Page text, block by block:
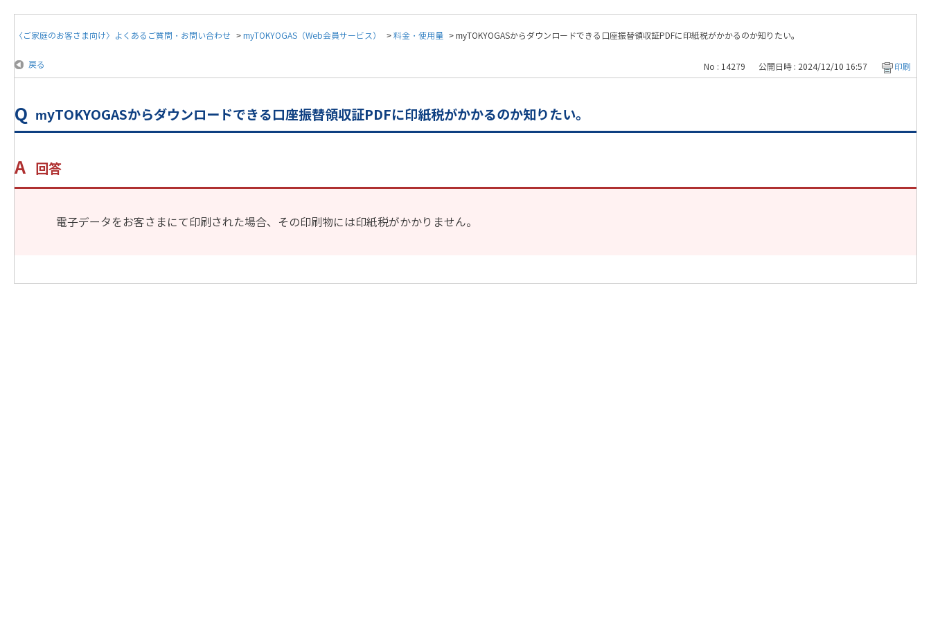
〈ご家庭のお客さま向け〉よくあるご質問・お問い合わせ >myTOKYOGAS（Web会員サービス） >料金・使用量 >myTOKYOGASからダウンロードできる口座振替領収証PDFに印紙税がかかるのか知りたい。
戻る No : 14279 公開日時 : 2024/12/10 16:57 印刷
myTOKYOGASからダウンロードできる口座振替領収証PDFに印紙税がかかるのか知りたい。
回答
電子データをお客さまにて印刷された場合、その印刷物には印紙税がかかりません。